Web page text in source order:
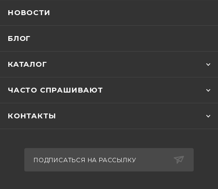
НОВОСТИ
БЛОГ
КАТАЛОГ
ЧАСТО СПРАШИВАЮТ
КОНТАКТЫ
ПОДПИСАТЬСЯ НА РАССЫЛКУ